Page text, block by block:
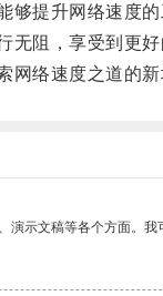
提升网络速度的
阻，享受到更好
络速度之道的新
示文稿等各个方面。我